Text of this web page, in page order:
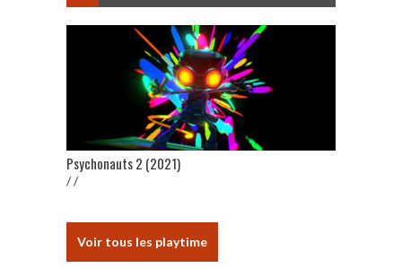
Psychonauts 2 (2021)
/ /
Voir tous les playtime